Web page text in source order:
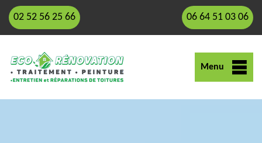
02 52 56 25 66 06 64 51 03 06
Menu